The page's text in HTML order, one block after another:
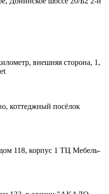
внешняя сторона, 1,
коттеджный посёлок
118, корпус 1 ТЦ Мебель-